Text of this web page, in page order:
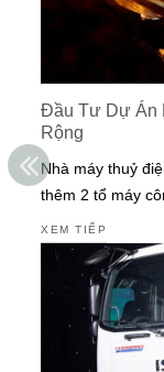
Đầu Tư Dự Án
Rộng
Nhà máy thuỷ
thêm 2 tổ máy
XEM TIẾP